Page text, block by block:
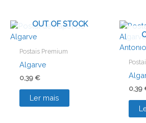
OUT OF STOCK
Postais Premium
Algarve
0,39 €
Ler mais
0,39